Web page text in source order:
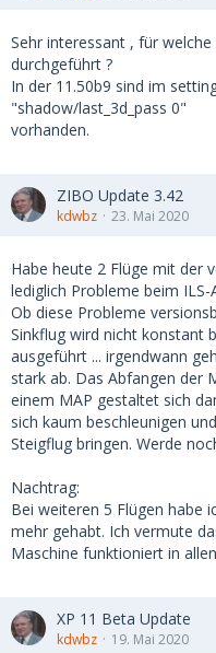
Sehr interessant , für
durchgeführt ?
In der 11.50b9 sind im
"shadow/last_3d_pass 0"
vorhanden.
ZIBO Update 3.42
kdwbz 23. Mai 2020
Habe heute 2 Flüge mit der
lediglich Probleme beim
Ob diese Probleme
Sinkflug wird nicht konstant
ausgeführt ... irgendwann
stark ab. Das Abfangen der
einem MAP gestaltet sich
sich kaum beschleunigen
Steigflug bringen. Werde
Nachtrag:
Bei weiteren 5 Flügen habe
mehr gehabt. Ich vermute
Maschine funktioniert in
XP 11 Beta Update
kdwbz 19. Mai 2020